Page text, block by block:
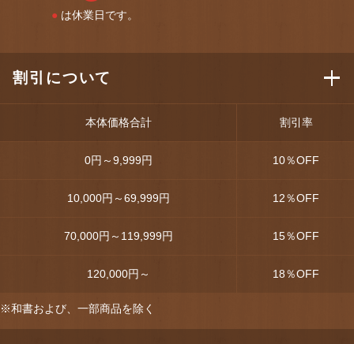
● は休業日です。
割引について
本体価格合計 割引率
0円～9,999円 10％OFF
10,000円～69,999円 12％OFF
70,000円～119,999円 15％OFF
120,000円～ 18％OFF
※和書および、一部商品を除く